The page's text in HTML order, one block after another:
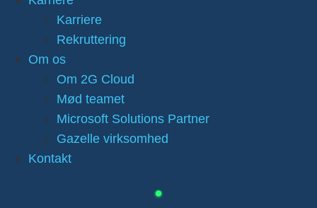
Karriere
Rekruttering
Om os
Om 2G Cloud
Mød teamet
Microsoft Solutions Partner
Gazelle virksomhed
Kontakt